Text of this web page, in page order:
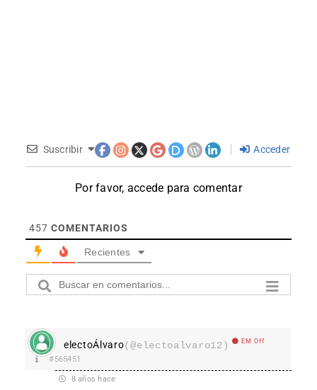
Suscribir Acceder
Por favor, accede para comentar
457 COMENTARIOS
Recientes
electoÁlvaro(@electoalvaro12) EM Off
#565451
8 años hace